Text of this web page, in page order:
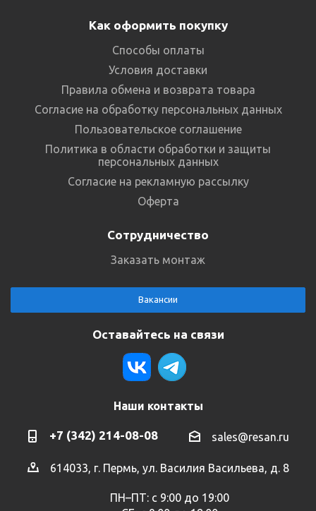
Как оформить покупку
Способы оплаты
Условия доставки
Правила обмена и возврата товара
Согласие на обработку персональных данных
Пользовательское соглашение
Политика в области обработки и защиты
персональных данных
Согласие на рекламную рассылку
Оферта
Сотрудничество
Заказать монтаж
Вакансии
Оставайтесь на связи
Наши контакты
+7 (342) 214-08-08 sales@resan.ru
614033, г. Пермь, ул. Василия Васильева, д. 8
ПН–ПТ: с 9:00 до 19:00